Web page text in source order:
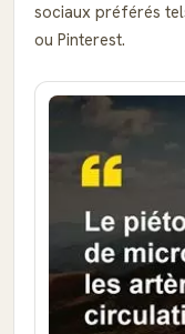
sociaux préférés
ou Pinterest.